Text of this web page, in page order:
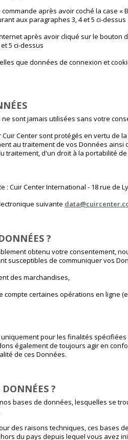
après avoir coché la case
aux paragraphes 3, 4 et 5 ci-dessus
après avoir cliqué sur le bouton
5 ci-dessus
que données de connexion et
sont jamais utilisées sans votre
Center sont protégés en vertu de
au traitement de vos Données
traitement, d'un droit à la portabilité
Cuir Center International - 18 rue de
suivante
?
obtenu votre consentement,
susceptibles de communiquer vos
des marchandises,
certaines opérations en ligne
pour les finalités
également de toujours agir en
de ces Données.
?
bases de données, lesquelles se
des raisons techniques, ces bases
du pays depuis lequel vous avez